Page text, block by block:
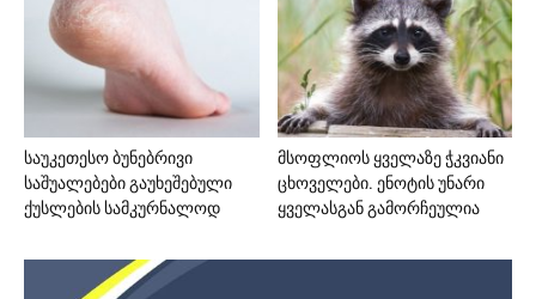
საუკეთესო ბუნებრივი
საშუალებები გაუხეშებული
ქუსლების სამკურნალოდ
მსოფლიოს ყველაზე ჭკვიანი
ცხოველები. ენოტის უნარი
ყველასგან გამორჩეულია